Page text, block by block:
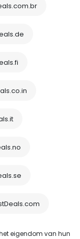
eigendom van hun